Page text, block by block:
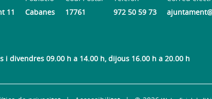
11
Cabanes
17761
972 50 59 73
i divendres 09.00 h a 14.00 h, dijous 16.00 h a 20.00 h